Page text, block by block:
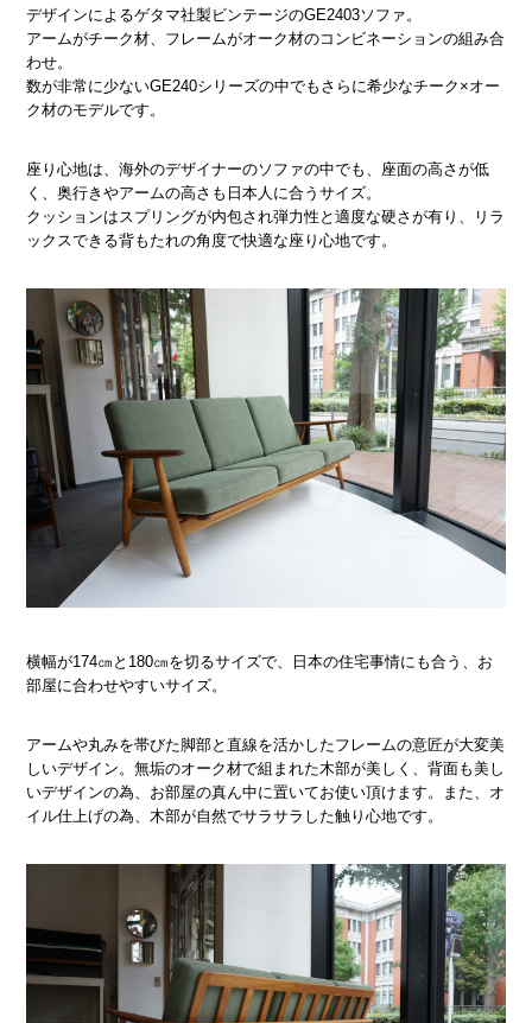
デザインによるゲタマ社製ビンテージのGE2403ソファ。
アームがチーク材、フレームがオーク材のコンビネーションの組み合
わせ。
数が非常に少ないGE240シリーズの中でもさらに希少なチーク×オー
ク材のモデルです。
座り心地は、海外のデザイナーのソファの中でも、座面の高さが低
く、奥行きやアームの高さも日本人に合うサイズ。
クッションはスプリングが内包され弾力性と適度な硬さが有り、リラ
ックスできる背もたれの角度で快適な座り心地です。
横幅が174㎝と180㎝を切るサイズで、日本の住宅事情にも合う、お
部屋に合わせやすいサイズ。
アームや丸みを帯びた脚部と直線を活かしたフレームの意匠が大変美
しいデザイン。無垢のオーク材で組まれた木部が美しく、背面も美し
いデザインの為、お部屋の真ん中に置いてお使い頂けます。また、オ
イル仕上げの為、木部が自然でサラサラした触り心地です。